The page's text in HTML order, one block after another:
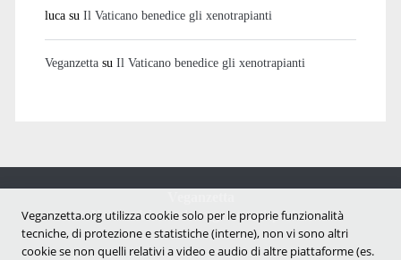
lucasu Il Vaticano benedice gli xenotrapianti
Veganzettasu Il Vaticano benedice gli xenotrapianti
Notizie dal mondo vegan e antispecista
Veganzetta.org utilizza cookie solo per le proprie funzionalità
tecniche, di protezione e statistiche (interne), non vi sono altri
cookie se non quelli relativi a video e audio di altre piattaforme (es.